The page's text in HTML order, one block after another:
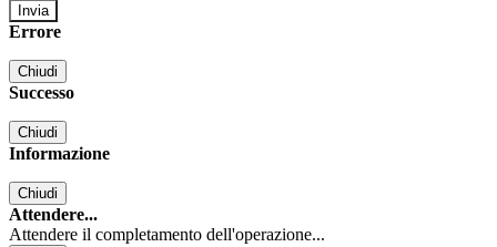
Errore
Chiudi
Successo
Chiudi
Informazione
Chiudi
Attendere...
Attendere il completamento dell'operazione...